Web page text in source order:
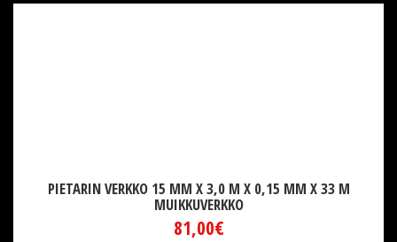
PIETARIN VERKKO 15 MM X 3,0 M X 0,15 MM X 33 M
MUIKKUVERKKO
81,00€